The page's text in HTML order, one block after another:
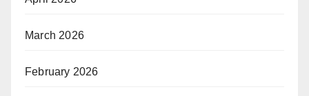
March 2026
February 2026